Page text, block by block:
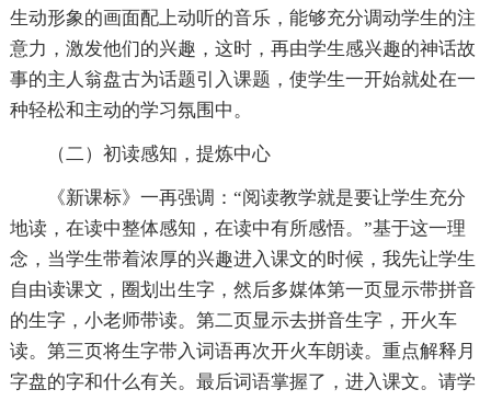
生动形象的画面配上动听的音乐，能够充分调动学生的注
意力，激发他们的兴趣，这时，再由学生感兴趣的神话故
事的主人翁盘古为话题引入课题，使学生一开始就处在一
种轻松和主动的学习氛围中。
（二）初读感知，提炼中心
《新课标》一再强调：“阅读教学就是要让学生充分
地读，在读中整体感知，在读中有所感悟。”基于这一理
念，当学生带着浓厚的兴趣进入课文的时候，我先让学生
自由读课文，圈划出生字，然后多媒体第一页显示带拼音
的生字，小老师带读。第二页显示去拼音生字，开火车
读。第三页将生字带入词语再次开火车朗读。重点解释月
字盘的字和什么有关。最后词语掌握了，进入课文。请学